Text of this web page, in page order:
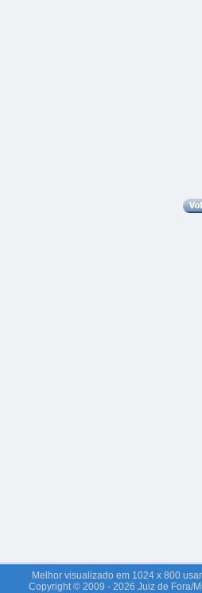
Melhor visualizado em 1024 x 800
Copyright © 2009 - 2026 Juiz de Fora/